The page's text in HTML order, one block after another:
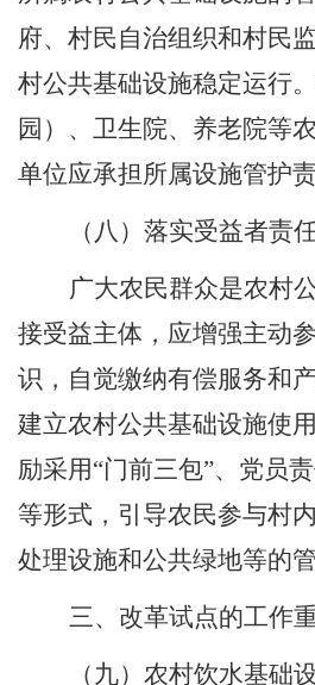
府、村民自治组织和村民
村公共基础设施稳定运行
园）、卫生院、养老院等
单位应承担所属设施管护责
（八） 落实受益者责
广大农民群众是农村
接受益主体，应增强主动
识，自觉缴纳有偿服务和
建立农村公共基础设施使
励采用“门前三包”、党员
等形式，引导农民参与村
处理设施和公共绿地等的管
三、改革试点的工作
（九）农村饮水基础